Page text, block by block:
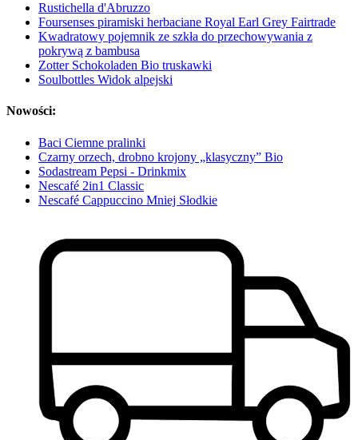
Rustichella d'Abruzzo
Foursenses piramiski herbaciane Royal Earl Grey Fairtrade
Kwadratowy pojemnik ze szkła do przechowywania z
pokrywą z bambusa
Zotter Schokoladen Bio truskawki
Soulbottles Widok alpejski
Nowości:
Baci Ciemne pralinki
Czarny orzech, drobno krojony „klasyczny” Bio
Sodastream Pepsi - Drinkmix
Nescafé 2in1 Classic
Nescafé Cappuccino Mniej Słodkie